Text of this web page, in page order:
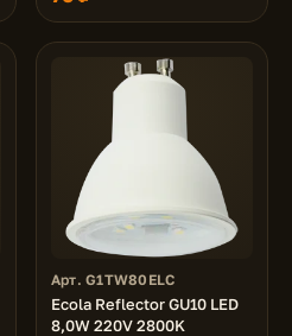
Арт. G1TW80ELC
Ecola Reflector GU10 LED
8,0W 220V 2800K